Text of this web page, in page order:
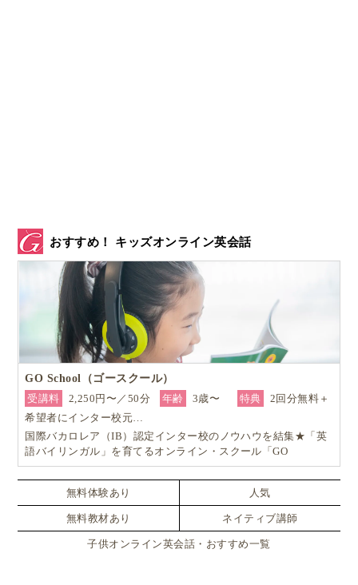
おすすめ！ キッズオンライン英会話
GO School（ゴースクール）
受講料
2,250円〜／50分 年齢 3歳〜 特典
2回分無料＋
希望者にインター校元…
国際バカロレア（IB）認定インター校のノウハウを結集★「英
語バイリンガル」を育てるオンライン・スクール「GO
School（ゴースクール）」
無料体験あり 人気
無料教材あり ネイティブ講師
子供オンライン英会話・おすすめ一覧